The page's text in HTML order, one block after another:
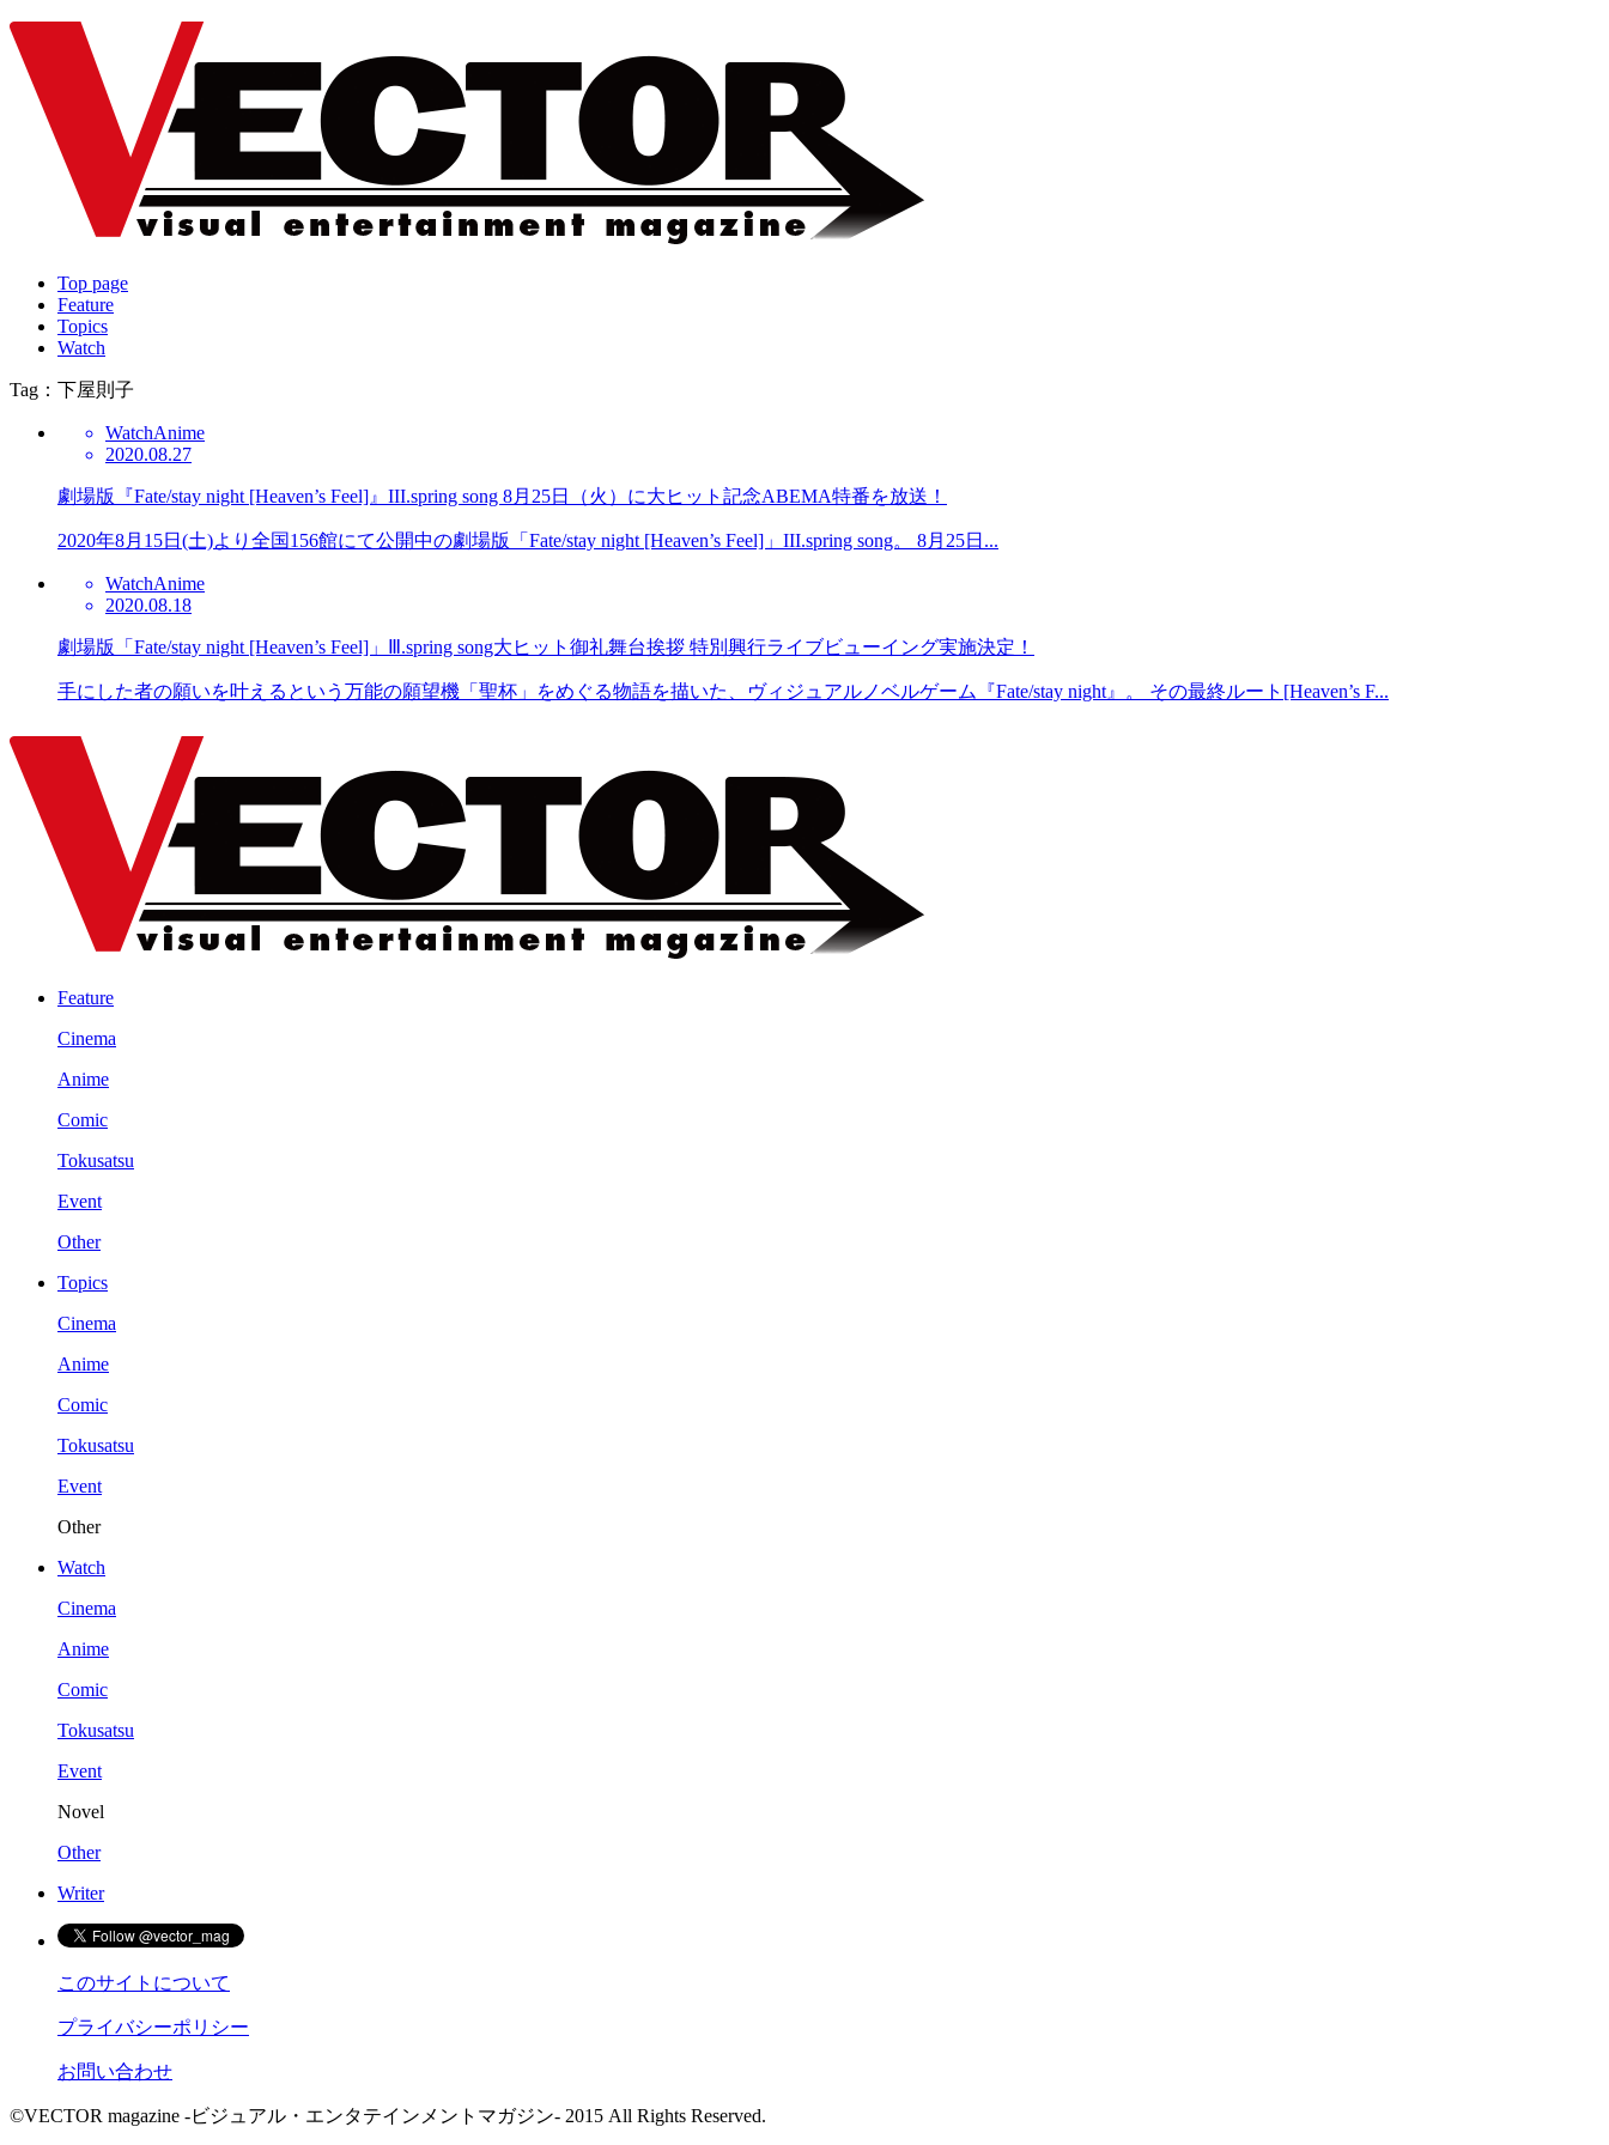
Top page
Feature
Topics
Watch
Tag：下屋則子
WatchAnime
2020.08.27
劇場版『Fate/stay night [Heaven’s Feel]』III.spring song 8月25日（火）に大ヒット記念ABEMA特番を放送！
2020年8月15日(土)より全国156館にて公開中の劇場版「Fate/stay night [Heaven’s Feel]」III.spring song。 8月25日...
WatchAnime
2020.08.18
劇場版「Fate/stay night [Heaven’s Feel]」Ⅲ.spring song大ヒット御礼舞台挨拶 特別興行ライブビューイング実施決定！
手にした者の願いを叶えるという万能の願望機「聖杯」をめぐる物語を描いた、ヴィジュアルノベルゲーム『Fate/stay night』。 その最終ルート[Heaven’s F...
Feature
Cinema
Anime
Comic
Tokusatsu
Event
Other
Topics
Cinema
Anime
Comic
Tokusatsu
Event
Other
Watch
Cinema
Anime
Comic
Tokusatsu
Event
Novel
Other
Writer
このサイトについて
プライバシーポリシー
お問い合わせ
©VECTOR magazine -ビジュアル・エンタテインメントマガジン- 2015 All Rights Reserved.